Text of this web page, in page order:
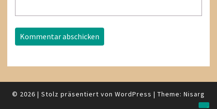
© 2026 | Stolz präsentiert von WordPress | Theme: Nisarg